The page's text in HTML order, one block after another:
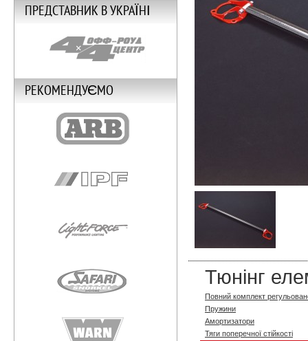
Тюнінг
Повний комплект
Пружини
Амортизатори
Тяги поперечної стійкості
ПРЕДСТАВНИК В УКРАЇНІ
РЕКОМЕНДУЄМО